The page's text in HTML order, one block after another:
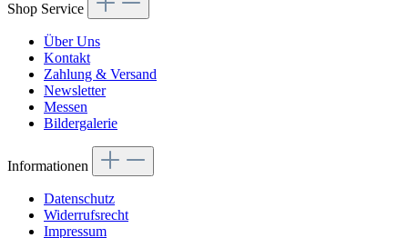
Shop Service
Über Uns
Kontakt
Zahlung & Versand
Newsletter
Messen
Bildergalerie
Informationen
Datenschutz
Widerrufsrecht
Impressum